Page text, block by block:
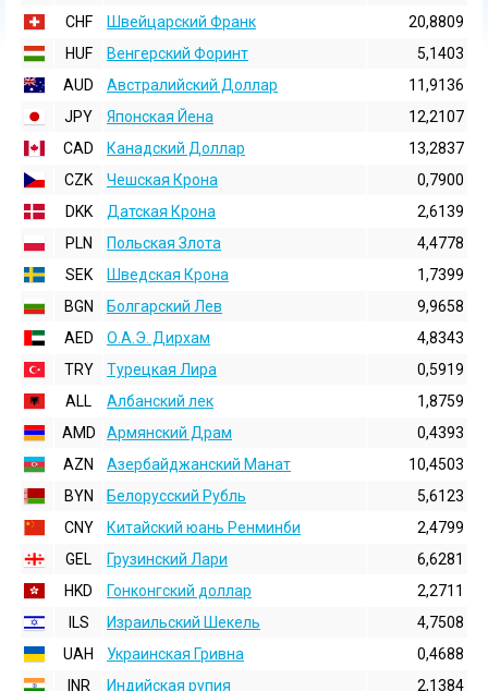
CHF
Швейцарский Франк
20,8809
HUF
Венгерский Форинт
5,1403
AUD
Австралийский Доллар
11,9136
JPY
Японская Йена
12,2107
CAD
Канадский Доллар
13,2837
CZK
Чешская Крона
0,7900
DKK
Датская Крона
2,6139
PLN
Польская Злота
4,4778
SEK
Шведская Крона
1,7399
BGN
Болгарский Лев
9,9658
AED
О.А.Э. Дирхам
4,8343
TRY
Турецкая Лира
0,5919
ALL
Албанский лек
1,8759
AMD
Армянский Драм
0,4393
AZN
Азербайджанский Манат
10,4503
BYN
Белорусский Рубль
5,6123
CNY
Китайский юань Ренминби
2,4799
GEL
Грузинский Лари
6,6281
HKD
Гонконгский доллаp
2,2711
ILS
Израильский Шекель
4,7508
UAH
Украинская Гривна
0,4688
INR
Индийская pупия
2,1384